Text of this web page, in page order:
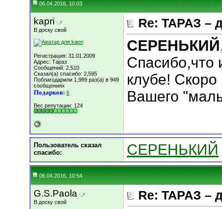
06.04.2016, 10:03
kapri
В доску свой
Регистрация: 31.01.2009
Адрес: Тараз
Сообщений: 2,510
Сказал(а) спасибо: 2,595
Поблагодарили 1,989 раз(а) в 949
сообщениях
Подарков: 6
Вес репутации: 124
Re: ТАРАЗ –
СЕРЕНЬКИЙ
Спасибо,что
клубе!
Вашего
Пользователь сказал
cпасибо:
СЕРЕНЬКИЙ
06.04.2016, 10:54
G.S.Paola
В доску свой Re: ТАРАЗ –